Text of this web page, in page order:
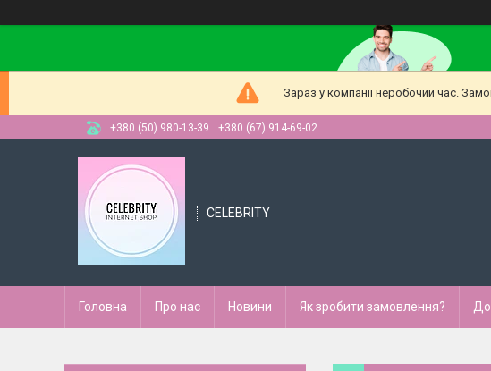
Зараз у компанії неробочий час.
+380 (50) 980-13-39 +380 (67) 914-69-02
CELEBRITY
Головна Про нас Новини Як зробити замовлення?